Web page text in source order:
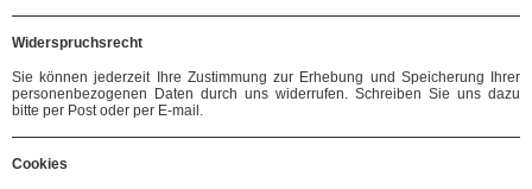
Widerspruchsrecht
Sie können jederzeit Ihre Zustimmung zur Erhebung und Speicherung Ihrer
personenbezogenen Daten durch uns widerrufen. Schreiben Sie uns dazu
bitte per Post oder per E-mail.
Cookies